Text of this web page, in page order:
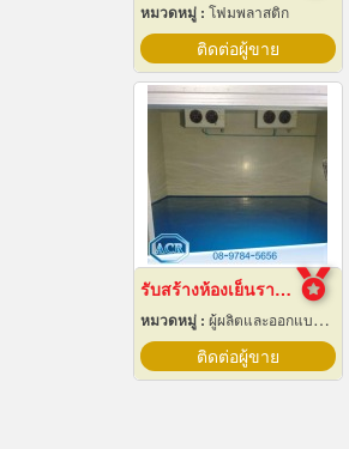
หมวดหมู่ : โฟมพลาสติก
ติดต่อผู้ขาย
รับสร้างห้องเย็นราคาถูก
หมวดหมู่ : ผู้ผลิตและออกแบบติดตั้งห้องเย็น
ติดต่อผู้ขาย